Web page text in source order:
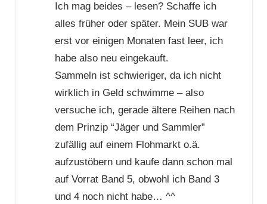
Ich mag beides – lesen? Schaffe ich
alles früher oder später. Mein SUB war
erst vor einigen Monaten fast leer, ich
habe also neu eingekauft.
Sammeln ist schwieriger, da ich nicht
wirklich in Geld schwimme – also
versuche ich, gerade ältere Reihen nach
dem Prinzip “Jäger und Sammler”
zufällig auf einem Flohmarkt o.ä.
aufzustöbern und kaufe dann schon mal
auf Vorrat Band 5, obwohl ich Band 3
und 4 noch nicht habe… ^^